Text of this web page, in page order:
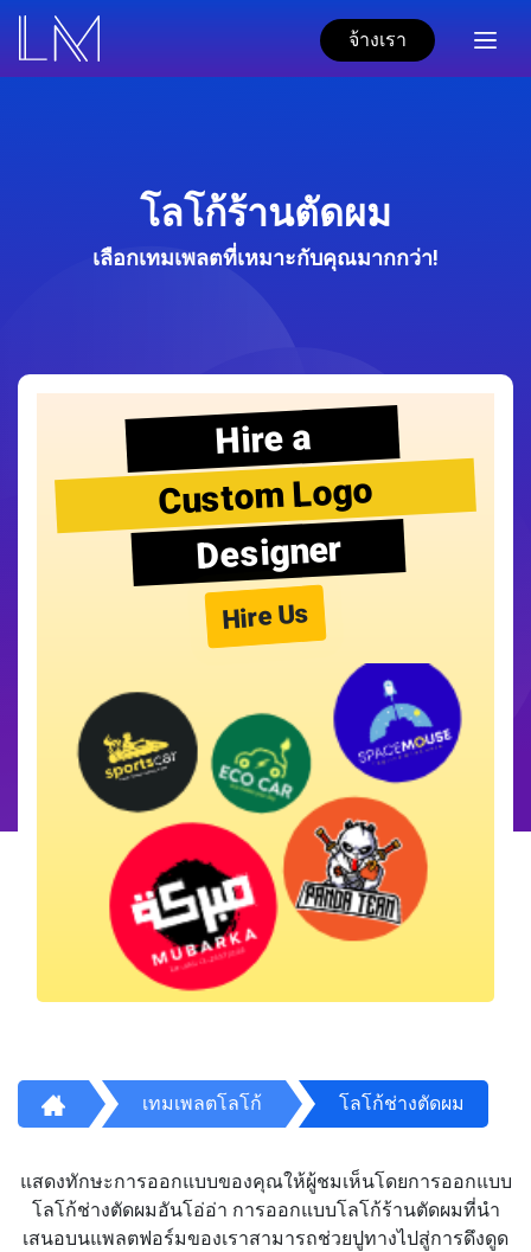
จ้างเรา
โลโก้ร้านตัดผม
เลือกเทมเพลตที่เหมาะกับคุณมากกว่า!
Hire a
Custom Logo
Designer
Hire Us
เทมเพลตโลโก้ โลโก้ช่างตัดผม
แสดงทักษะการออกแบบของคุณให้ผู้ชมเห็นโดยการออกแบบ
โลโก้ช่างตัดผมอันโอ่อ่า การออกแบบโลโก้ร้านตัดผมที่นำ
เสนอบนแพลตฟอร์มของเราสามารถช่วยปูทางไปสู่การดึงดูด